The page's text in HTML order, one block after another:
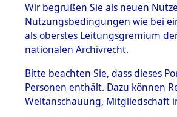
BESTÄNDE
1.
Inhaftierungsdoku
mente
1.2.9 Beim ITS
Wir begrüßen Sie als neuen
Nutzungsbedingungen wie bei
als oberstes Leitungsgremium
nationalen Archivrecht.
Bitte beachten Sie, dass dieses
Personen enthält. Dazu können
Weltanschauung, Mitgliedschaft